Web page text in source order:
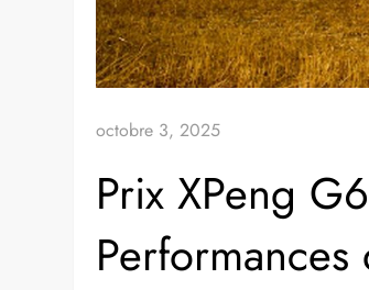
octobre 3, 2025
Prix XPeng